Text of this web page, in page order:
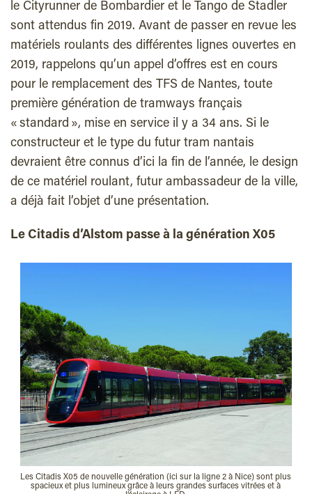
le Cityrunner de Bombardier et le Tango de Stadler
sont attendus fin 2019. Avant de passer en revue les
matériels roulants des différentes lignes ouvertes en
2019, rappelons qu’un appel d’offres est en cours
pour le remplacement des TFS de Nantes, toute
première génération de tramways français
« standard », mise en service il y a 34 ans. Si le
constructeur et le type du futur tram nantais
devraient être connus d’ici la fin de l’année, le design
de ce matériel roulant, futur ambassadeur de la ville,
a déjà fait l’objet d’une présentation.
Le Citadis d’Alstom passe à la génération X05
Les Citadis X05 de nouvelle génération (ici sur la ligne 2 à Nice) sont plus
spacieux et plus lumineux grâce à leurs grandes surfaces vitrées et à